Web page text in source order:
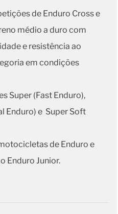
de Enduro Cross e
médio a duro com
e resistência ao
em condições
Super (Fast Enduro),
Enduro) e Super Soft
de Enduro e
Enduro Junior.